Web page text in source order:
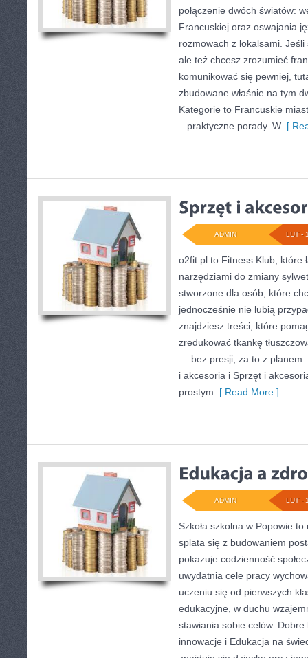
połączenie dwóch światów:
Francuskiej oraz oswajania
rozmowach z lokalsami.
ale też chcesz zrozumieć
komunikować się pewniej,
zbudowane właśnie na tym
Kategorie to Francuskie
– praktyczne porady. W [
LUT -
ADMIN
o2fit.pl to Fitness Klub, które
narzędziami do zmiany
stworzone dla osób, które
jednocześnie nie lubią
znajdziesz treści, które
zredukować tkankę
— bez presji, za to z planem.
i akcesoria i Sprzęt i
prostym [ Read More ]
LUT -
ADMIN
Szkoła szkolna w Popowie
splata się z budowaniem
pokazuje codzienność
uwydatnia cele pracy
uczeniu się od pierwszych
edukacyjne, w duchu
stawiania sobie celów.
innowacje i Edukacja na